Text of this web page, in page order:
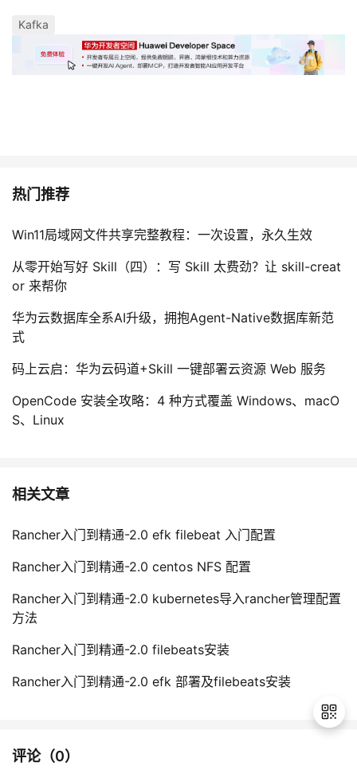
支
声
Kafka
热门推荐
Win11局域网文件共享完整教程：一次设置，永久生效
从零开始写好 Skill（四）：写 Skill 太费劲？让 skill-creat
or 来帮你
华为云数据库全系AI升级，拥抱Agent-Native数据库新范
式
码上云启：华为云码道+Skill 一键部署云资源 Web 服务
OpenCode 安装全攻略：4 种方式覆盖 Windows、macO
S、Linux
相关文章
Rancher入门到精通-2.0 efk filebeat 入门配置
Rancher入门到精通-2.0 centos NFS 配置
Rancher入门到精通-2.0 kubernetes导入rancher管理配置
方法
Rancher入门到精通-2.0 filebeats安装
Rancher入门到精通-2.0 efk 部署及filebeats安装
评论（0）